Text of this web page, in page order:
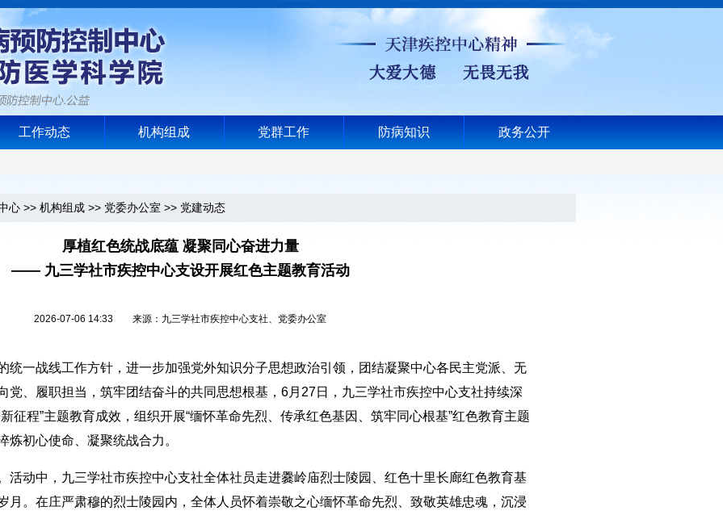
工作动态 机构组成 党群工作 防病知识 政务公开
心 >> 机构组成 >> 党委办公室 >> 党建动态
厚植红色统战底蕴 凝聚同心奋进力量
—— 九三学社市疾控中心支设开展红色主题教育活动
2026-07-06 14:33 来源：九三学社市疾控中心支社、党委办公室
一战线工作方针，进一步加强党外知识分子思想政治引领，团结凝聚中心各民主党派、无
党、履职担当，筑牢团结奋斗的共同思想根基，6月27日，九三学社市疾控中心支社持续深
征程”主题教育成效，组织开展“缅怀革命先烈、传承红色基因、筑牢同心根基”红色教育主题
炼初心使命、凝聚统战合力。
动中，九三学社市疾控中心支社全体社员走进爨岭庙烈士陵园、红色十里长廊红色教育基
月。在庄严肃穆的烈士陵园内，全体人员怀着崇敬之心缅怀革命先烈、致敬英雄忠魂，沉浸